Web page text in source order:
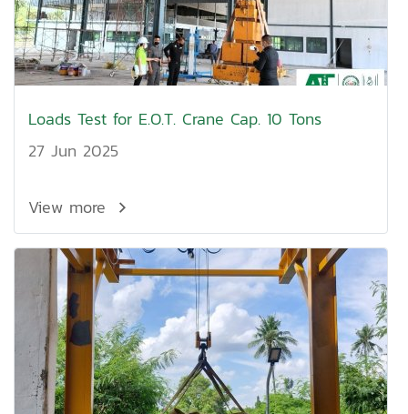
Loads Test for E.O.T. Crane Cap. 10 Tons
27 Jun 2025
View more